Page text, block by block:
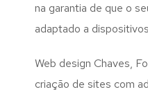
na garantia de que o
adaptado a
Web design Chaves,
criação de sites com